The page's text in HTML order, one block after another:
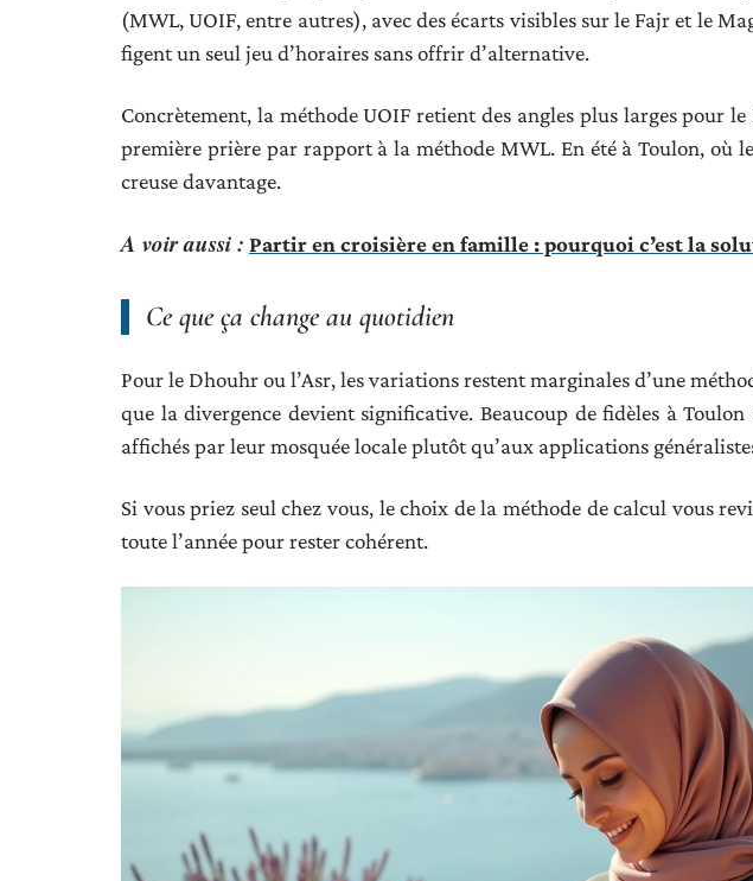
(MWL, UOIF, entre autres), avec des écarts visibles sur le Fajr et le
figent un seul jeu d’horaires sans offrir d’alternative.
Concrètement, la méthode UOIF retient des angles plus larges pour
première prière par rapport à la méthode MWL. En été à Toulon, où
creuse davantage.
A voir aussi : Partir en croisière en famille : pourquoi c’est la
Ce que ça change au quotidien
Pour le Dhouhr ou l’Asr, les variations restent marginales d’une
que la divergence devient significative. Beaucoup de fidèles à
affichés par leur mosquée locale plutôt qu’aux applications
Si vous priez seul chez vous, le choix de la méthode de calcul vous
toute l’année pour rester cohérent.